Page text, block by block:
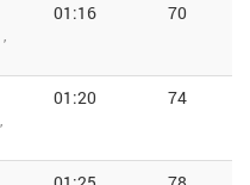
01:16 70
01:20 74